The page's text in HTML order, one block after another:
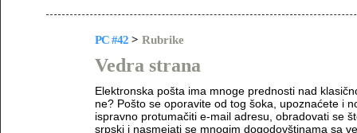
PC #42 > Rubrike
Vedra strana
Elektronska pošta ima mnoge prednosti nad
ne? Pošto se oporavite od tog šoka, upoznaćete i
ispravno protumačiti e-mail adresu, obradovati se
srpski i nasmejati se mnogim dogodovštinama sa